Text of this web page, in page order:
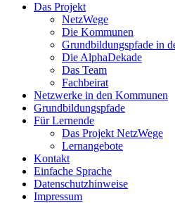
Das Projekt
NetzWege
Die Kommunen
Grundbildungspfade in
Die AlphaDekade
Das Team
Fachbeirat
Netzwerke in den Kommunen
Grundbildungspfade
Für Lernende
Das Projekt NetzWege
Lernangebote
Kontakt
Einfache Sprache
Datenschutzhinweise
Impressum